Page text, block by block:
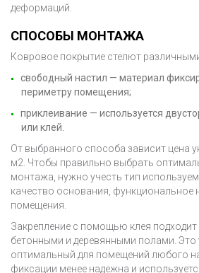
РЕМОНТ ПОЛА
деформаций.
СПОСОБЫ МОНТАЖА
Ковровое покрытие стелют
свободный настил — материал
периметру помещения;
приклеивание — используется
или клей.
От выбранного способа зависит цена
м2. Чтобы правильно выбрать
монтажа, нужно учесть тип
качество основания, функциональное
помещения.
Закрепление с помощью клея подходит
бетонными и деревянными полами. Это
оптимальный для помещений любого
фиксации менее надежна и